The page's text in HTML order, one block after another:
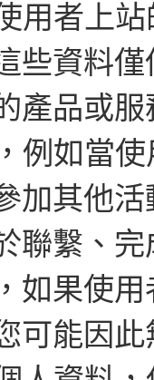
用者上
些資料
產品或
例如當
加其他
聯繫、
如果使
可能因